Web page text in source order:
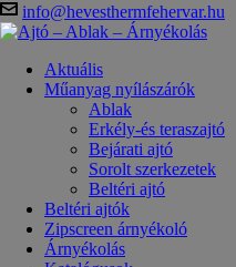
info@hevesthermfehervar.hu
Aktuális
Műanyag nyílászárók
Ablak
Erkély-és teraszajtó
Bejárati ajtó
Sorolt szerkezetek
Beltéri ajtó
Beltéri ajtók
Zipscreen árnyékoló
Árnyékolás